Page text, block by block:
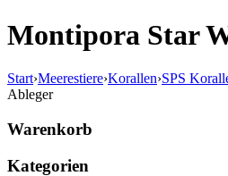
Montipora Star
Start›Meerestiere›Korallen›SPS
Ableger
Warenkorb
Kategorien